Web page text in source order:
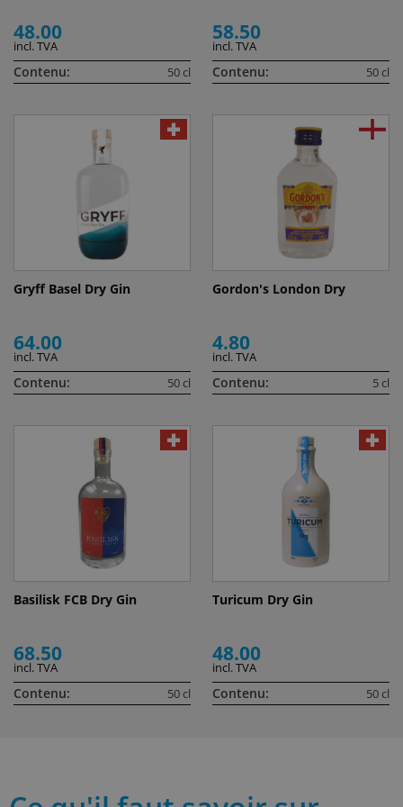
48.00
incl. TVA
Contenu: 50 cl
58.50
incl. TVA
Contenu: 50 cl
Gryff Basel Dry Gin
64.00
incl. TVA
Contenu: 50 cl
Gordon's London Dry
4.80
incl. TVA
Contenu: 5 cl
Basilisk FCB Dry Gin
68.50
incl. TVA
Contenu: 50 cl
Turicum Dry Gin
48.00
incl. TVA
Contenu: 50 cl